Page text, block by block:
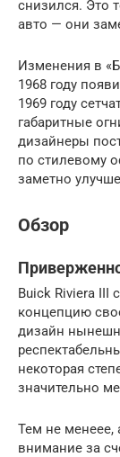
снизился. Это
авто — они
Изменения в
1968 году
1969 году
габаритные
дизайнеры
по стилевому
заметно
Обзор
Buick Riviera III
концепцию
дизайн
некоторая
значительно
Тем не менеее,
внимание за